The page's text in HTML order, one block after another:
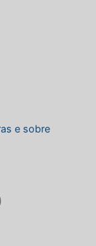
e sobre